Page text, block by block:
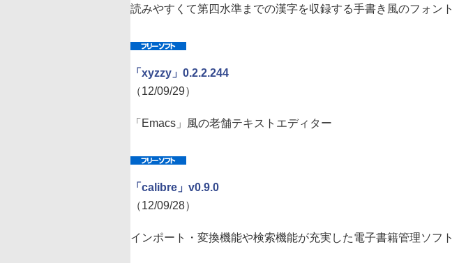
読みやすくて第四水準までの漢字を収録する手書き風のフォント
「xyzzy」0.2.2.244
（12/09/29）
「Emacs」風の老舗テキストエディター
「calibre」v0.9.0
（12/09/28）
インポート・変換機能や検索機能が充実した電子書籍管理ソフト